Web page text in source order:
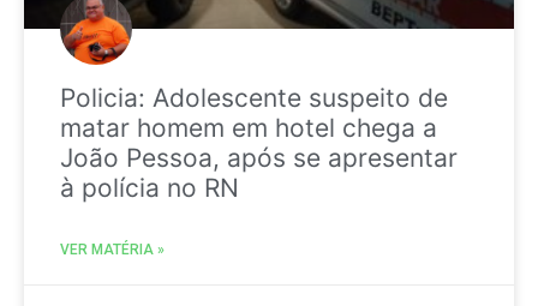
Policia: Adolescente suspeito de
matar homem em hotel chega a
João Pessoa, após se apresentar
à polícia no RN
VER MATÉRIA »